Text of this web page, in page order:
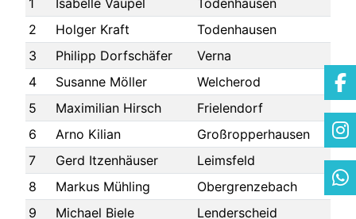
1
Isabelle Vaupel
Todenhausen
2
Holger Kraft
Todenhausen
3
Philipp Dorfschäfer
Verna
4
Susanne Möller
Welcherod
5
Maximilian Hirsch
Frielendorf
6
Arno Kilian
Großropperhausen
7
Gerd Itzenhäuser
Leimsfeld
8
Markus Mühling
Obergrenzebach
9
Michael Biele
Lenderscheid